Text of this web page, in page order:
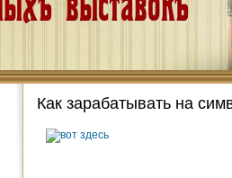
Как зарабатывать на